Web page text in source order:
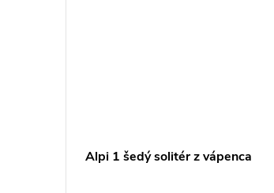
Alpi 1 šedý solitér z vápenca